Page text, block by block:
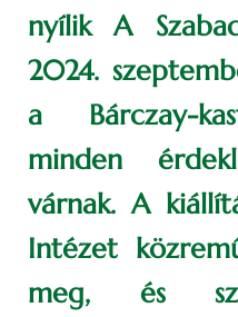
nyílik A
2024.
a Bárczay-
minden
várnak. A
Intézet
meg, és